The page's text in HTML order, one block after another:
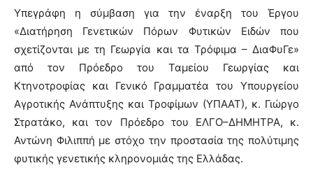
Υπεγράφη η σύμβαση για την έναρξη του Έργου
«Διατήρηση Γενετικών Πόρων Φυτικών Ειδών που
σχετίζονται με τη Γεωργία και τα Τρόφιμα – ΔιαΦυΓε»
από τον Πρόεδρο του Ταμείου Γεωργίας και
Κτηνοτροφίας και Γενικό Γραμματέα του Υπουργείου
Αγροτικής Ανάπτυξης και Τροφίμων (ΥΠΑΑΤ), κ. Γιώργο
Στρατάκο, και τον Πρόεδρο του ΕΛΓΟ–ΔΗΜΗΤΡΑ, κ.
Αντώνη Φιλιππή με στόχο την προστασία της πολύτιμης
φυτικής γενετικής κληρονομιάς της Ελλάδας.